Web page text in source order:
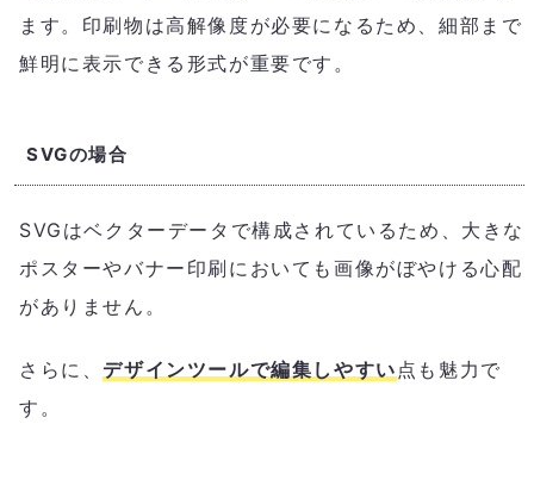
ます。印刷物は高解像度が必要になるため、細部まで
鮮明に表示できる形式が重要です。
SVGの場合
SVGはベクターデータで構成されているため、大きな
ポスターやバナー印刷においても画像がぼやける心配
がありません。
さらに、 デザインツールで編集しやすい 点も魅力で
す。